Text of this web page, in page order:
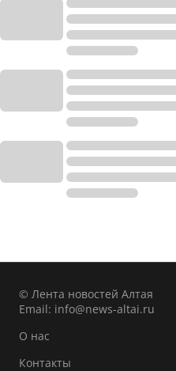
© Лента новостей Алтая
Email: info@news-altai.ru
О нас
Контакты